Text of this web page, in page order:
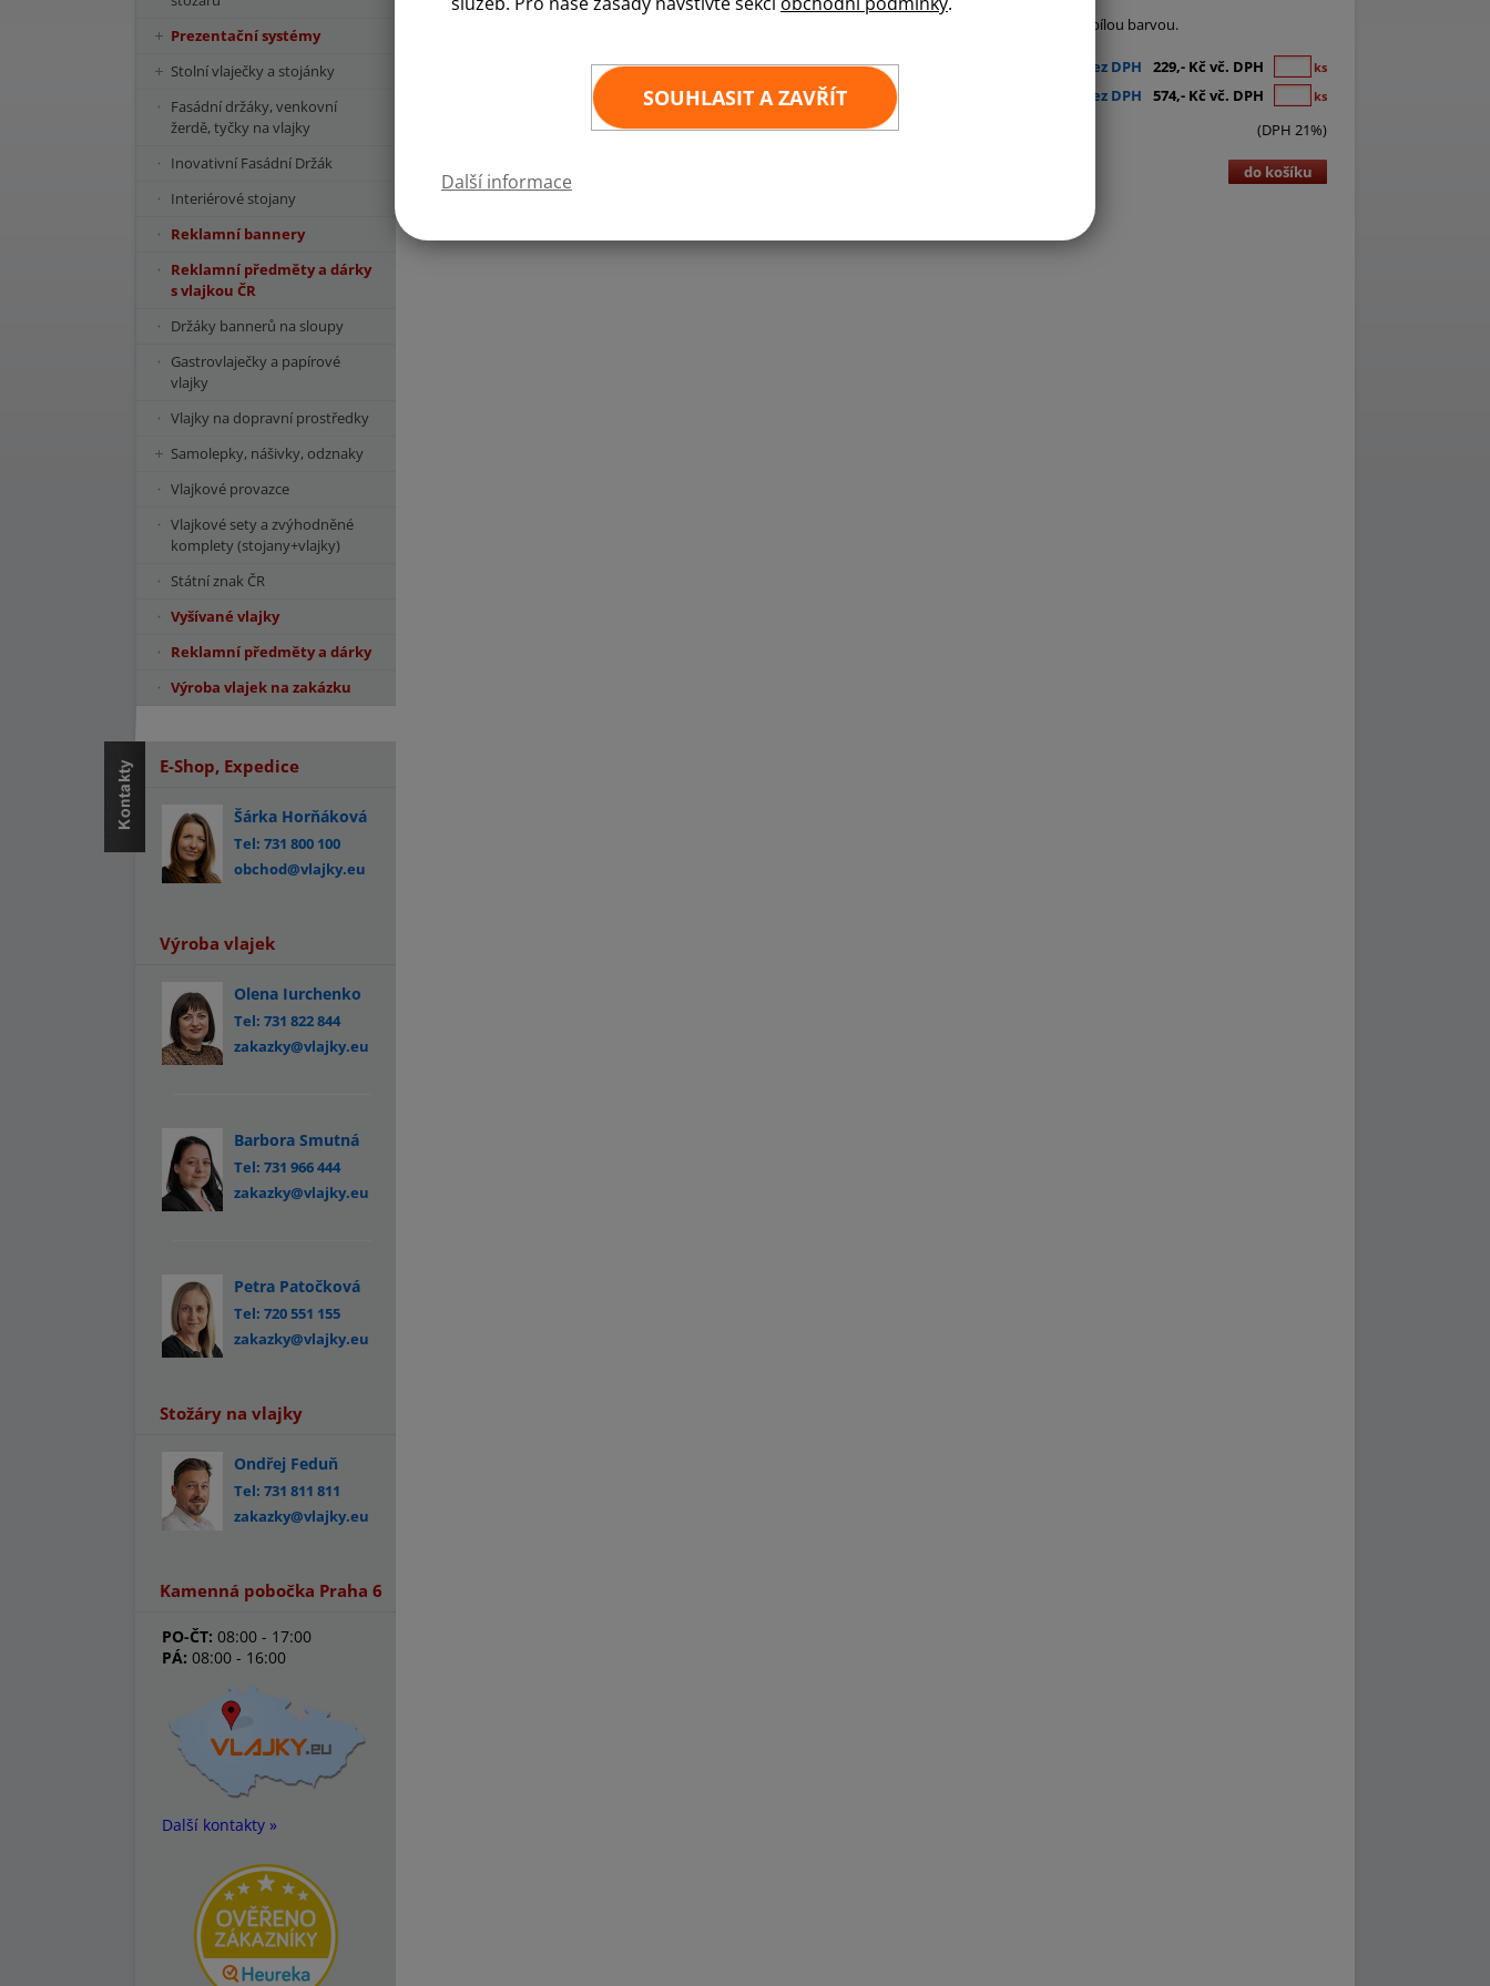
SOUHLASIT A ZAVŘÍT
Další informace
Průměr vlajkové žerdě je 2,5 cm, délka 190 cm. Žerď je natřena bílou barvou.
1 ks 189,- Kč bez DPH 229,- Kč vč. DPH ks
3 ks 474,- Kč bez DPH 574,- Kč vč. DPH ks
(DPH 21%)
do košíku
Prezentační systémy
Stolní vlaječky a stojánky
Fasádní držáky, venkovní
žerdě, tyčky na vlajky
Inovativní Fasádní Držák
Interiérové stojany
Reklamní bannery
Reklamní předměty a dárky
s vlajkou ČR
Držáky bannerů na sloupy
Gastrovlaječky a papírové
vlajky
Vlajky na dopravní prostředky
Samolepky, nášivky, odznaky
Vlajkové provazce
Vlajkové sety a zvýhodněné
komplety (stojany+vlajky)
Státní znak ČR
Vyšívané vlajky
Reklamní předměty a dárky
Výroba vlajek na zakázku
E-Shop, Expedice
Šárka Horňáková
Tel: 731 800 100
obchod@vlajky.eu
Výroba vlajek
Olena Iurchenko
Tel: 731 822 844
zakazky@vlajky.eu
Barbora Smutná
Tel: 731 966 444
zakazky@vlajky.eu
Petra Patočková
Tel: 720 551 155
zakazky@vlajky.eu
Stožáry na vlajky
Ondřej Feduň
Tel: 731 811 811
zakazky@vlajky.eu
Kamenná pobočka Praha 6
PO-ČT: 08:00 - 17:00
PÁ: 08:00 - 16:00
Další kontakty »